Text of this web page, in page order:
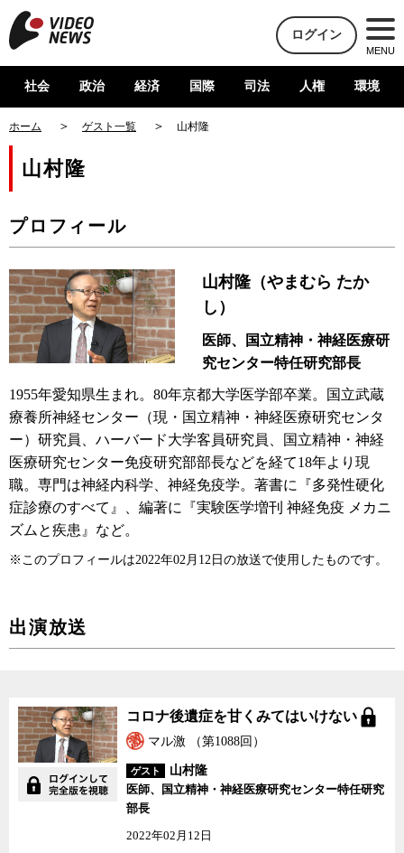
ログイン
MENU
社会 政治 経済 国際 司法 人権 環境
ホーム ゲスト一覧 山村隆
山村隆
プロフィール
山村隆（やまむら たか
し）
医師、国立精神・神経医療研
究センター特任研究部長
1955年愛知県生まれ。80年京都大学医学部卒業。国立武蔵
療養所神経センター（現・国立精神・神経医療研究センタ
ー）研究員、ハーバード大学客員研究員、国立精神・神経
医療研究センター免疫研究部部長などを経て18年より現
職。専門は神経内科学、神経免疫学。著書に『多発性硬化
症診療のすべて』、編著に『実験医学増刊 神経免疫 メカニ
ズムと疾患』など。
※このプロフィールは2022年02月12日の放送で使用したものです。
出演放送
コロナ後遺症を甘くみてはいけない
マル激 （第1088回）
ゲスト
山村隆
医師、国立精神・神経医療研究センター特任研究
部長
2022年02月12日